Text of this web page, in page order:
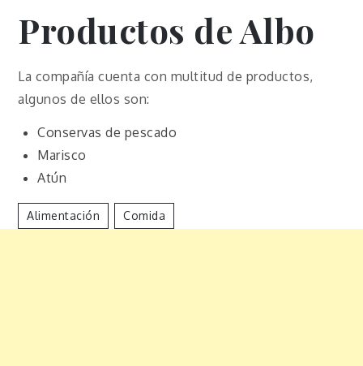
Productos de Albo
La compañía cuenta con multitud de productos,
algunos de ellos son:
Conservas de pescado
Marisco
Atún
Alimentación Comida